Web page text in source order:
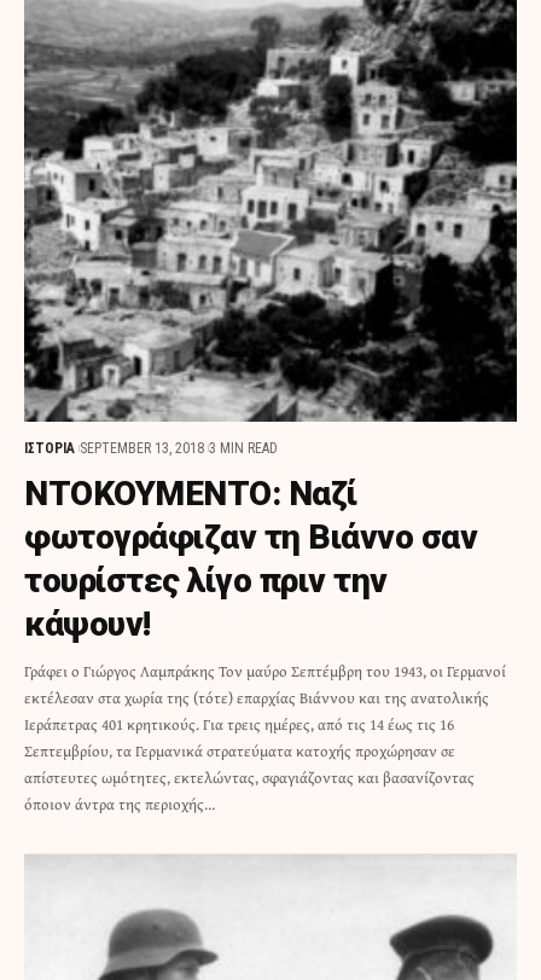
ΙΣΤΟΡΙΑ SEPTEMBER 13, 2018 3 MIN READ
ΝΤΟΚΟΥΜΕΝΤΟ: Ναζί
φωτογράφιζαν τη Βιάννο σαν
τουρίστες λίγο πριν την
κάψουν!
Γράφει ο Γιώργος Λαμπράκης Τον μαύρο Σεπτέμβρη του 1943, οι Γερμανοί
εκτέλεσαν στα χωρία της (τότε) επαρχίας Βιάννου και της ανατολικής
Ιεράπετρας 401 κρητικούς. Για τρεις ημέρες, από τις 14 έως τις 16
Σεπτεμβρίου, τα Γερμανικά στρατεύματα κατοχής προχώρησαν σε
απίστευτες ωμότητες, εκτελώντας, σφαγιάζοντας και βασανίζοντας
όποιον άντρα της περιοχής…